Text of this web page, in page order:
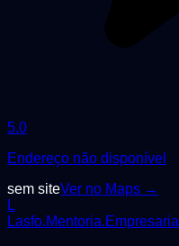
5.0
Endereço não disponível
sem siteVer no Maps →
L
Lasfo.Mentoria.Empresarial